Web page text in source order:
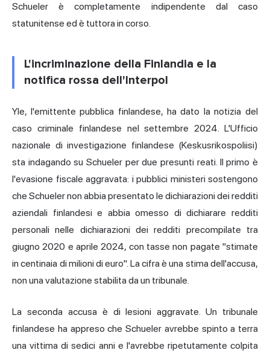
Schueler è completamente indipendente dal caso
statunitense ed è tuttora in corso.
L'incriminazione della Finlandia e la
notifica rossa dell'Interpol
Yle, l'emittente pubblica finlandese, ha dato la notizia del
caso criminale finlandese nel settembre 2024. L'Ufficio
nazionale di investigazione finlandese (Keskusrikospoliisi)
sta indagando su Schueler per due presunti reati. Il primo è
l'evasione fiscale aggravata: i pubblici ministeri sostengono
che Schueler non abbia presentato le dichiarazioni dei redditi
aziendali finlandesi e abbia omesso di dichiarare redditi
personali nelle dichiarazioni dei redditi precompilate tra
giugno 2020 e aprile 2024, con tasse non pagate "stimate
in centinaia di milioni di euro". La cifra è una stima dell'accusa,
non una valutazione stabilita da un tribunale.
La seconda accusa è di lesioni aggravate. Un tribunale
finlandese ha appreso che Schueler avrebbe spinto a terra
una vittima di sedici anni e l'avrebbe ripetutamente colpita